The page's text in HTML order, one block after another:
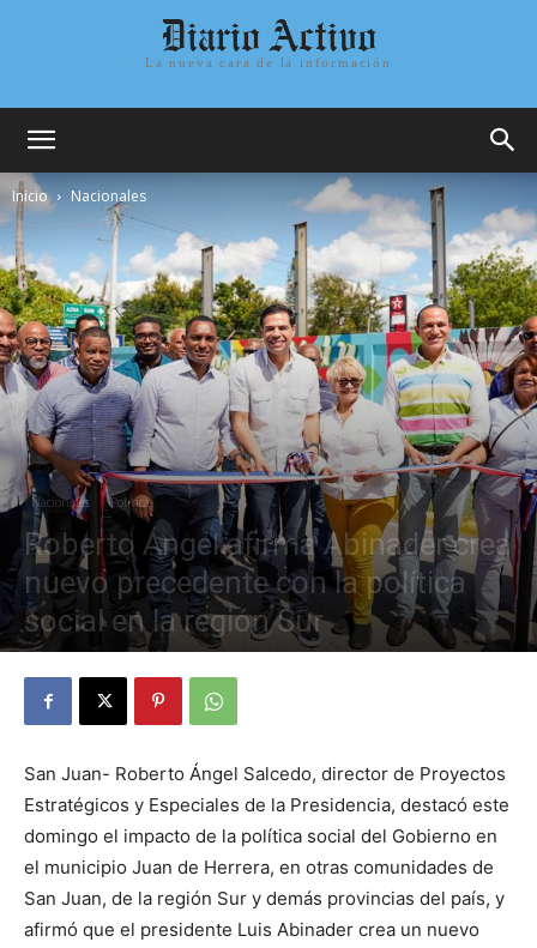
Diario Activo
La nueva cara de la información
Inicio Nacionales
Nacionales Politica
Roberto Ángel afirma Abinader crea
nuevo precedente con la política
social en la región Sur
Por Elizabeth Diaz - 5 de noviembre de 2023 831 0
San Juan- Roberto Ángel Salcedo, director de Proyectos
Estratégicos y Especiales de la Presidencia, destacó este
domingo el impacto de la política social del Gobierno en
el municipio Juan de Herrera, en otras comunidades de
San Juan, de la región Sur y demás provincias del país, y
afirmó que el presidente Luis Abinader crea un nuevo